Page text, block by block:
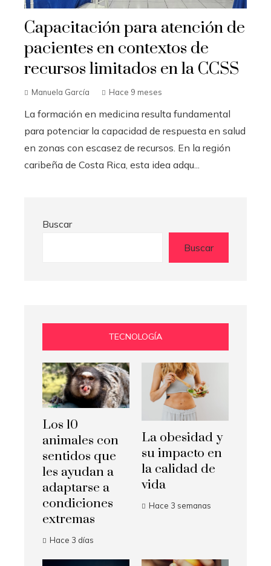
Capacitación para atención de
pacientes en contextos de
recursos limitados en la CCSS
Manuela García Hace 9 meses
La formación en medicina resulta fundamental
para potenciar la capacidad de respuesta en salud
en zonas con escasez de recursos. En la región
caribeña de Costa Rica, esta idea adqu...
Buscar
Buscar
TECNOLOGÍA
Los 10
animales con
sentidos que
les ayudan a
adaptarse a
condiciones
extremas
Hace 3 días
La obesidad y
su impacto en
la calidad de
vida
Hace 3 semanas